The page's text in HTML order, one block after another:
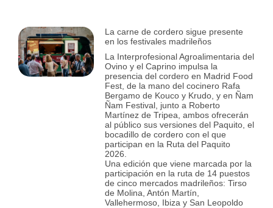
La carne de cordero sigue presente
en los festivales madrileños
La Interprofesional Agroalimentaria del
Ovino y el Caprino impulsa la
presencia del cordero en Madrid Food
Fest, de la mano del cocinero Rafa
Bergamo de Kouco y Krudo, y en Ñam
Ñam Festival, junto a Roberto
Martínez de Tripea, ambos ofrecerán
al público sus versiones del Paquito, el
bocadillo de cordero con el que
participan en la Ruta del Paquito
2026.
Una edición que viene marcada por la
participación en la ruta de 14 puestos
de cinco mercados madrileños: Tirso
de Molina, Antón Martín,
Vallehermoso, Ibiza y San Leopoldo